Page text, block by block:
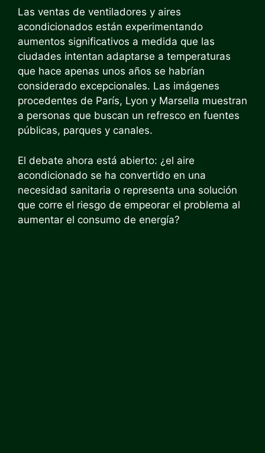
Las ventas de ventiladores y aires
acondicionados están experimentando
aumentos significativos a medida que las
ciudades intentan adaptarse a temperaturas
que hace apenas unos años se habrían
considerado excepcionales. Las imágenes
procedentes de París, Lyon y Marsella muestran
a personas que buscan un refresco en fuentes
públicas, parques y canales.
El debate ahora está abierto: ¿el aire
acondicionado se ha convertido en una
necesidad sanitaria o representa una solución
que corre el riesgo de empeorar el problema al
aumentar el consumo de energía?